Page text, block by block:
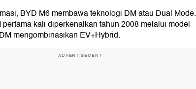
BYD M6 membawa teknologi DM atau Dual Mode.
pertama kali diperkenalkan tahun 2008 melalui model
mengombinasikan EV+Hybrid.
ADVERTISEMENT